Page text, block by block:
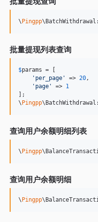
\ Pingpp
批量提现列表查询
$params = [
' per_page ' => 20,
' page ' => 1
];
\ Pingpp
查询用户余额明细列表
\ Pingpp
查询用户余额明细
\ Pingpp